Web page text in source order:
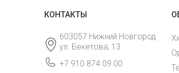
КОНТАКТЫ
603057 Нижний Новгород
ул. Бекетова, 13
+7 910 874 09 00